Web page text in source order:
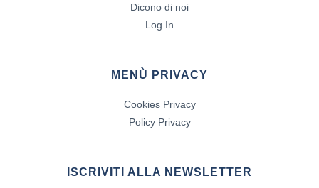
Dicono di noi
Log In
MENÙ PRIVACY
Cookies Privacy
Policy Privacy
ISCRIVITI ALLA NEWSLETTER